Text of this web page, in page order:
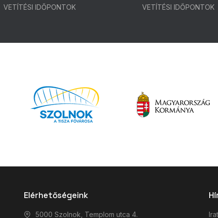
VETÍTÉSI IDŐPONTOK VETÍTÉSI IDŐPONTOK
Elérhetőségeink
5000 Szolnok, Templom utca 4.